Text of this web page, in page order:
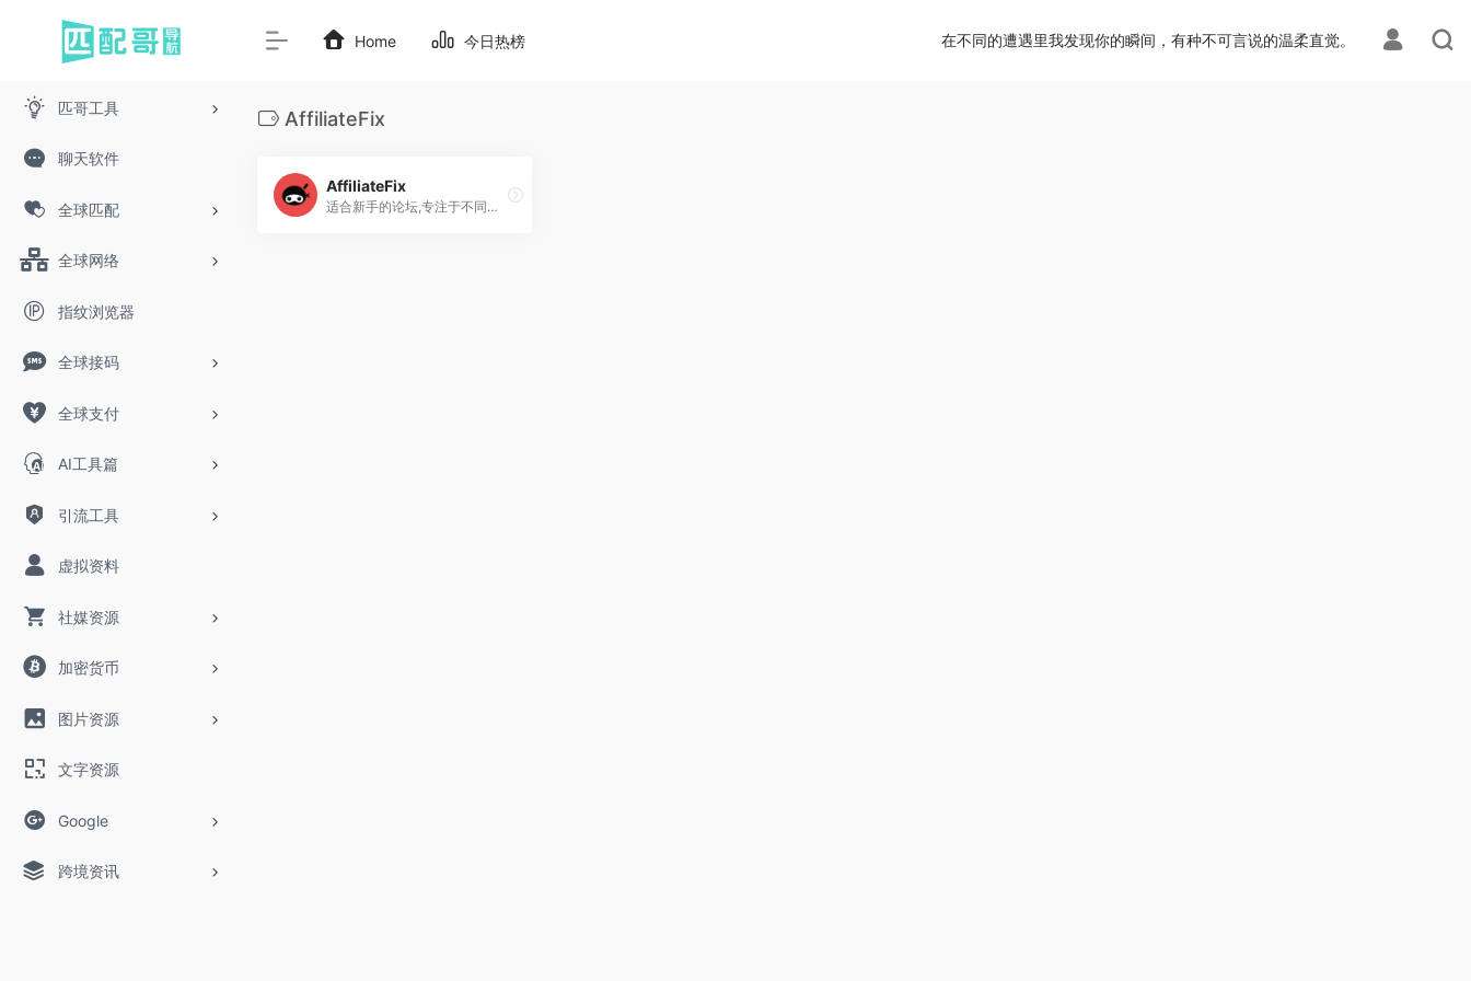
匹哥工具
聊天软件
全球匹配
全球网络
指纹浏览器
全球接码
全球支付
AI工具篇
引流工具
虚拟资料
社媒资源
加密货币
图片资源
文字资源
Google
跨境资讯
Home 今日热榜 在不同的遭遇里我发现你的瞬间，有种不可言说的温柔直觉。
AffiliateFix
AffiliateFix
适合新手的论坛,专注于不同流量来源和流量变现